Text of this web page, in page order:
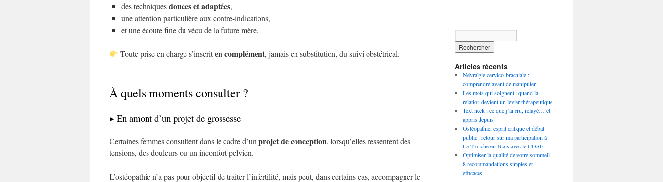
des techniquesdouces et adaptées,
une attention particulière aux contre-indications,
et une écoute fine du vécu de la future mère.
Toute prise en charge s’inscriten complément, jamais en substitution, du suivi obstétrical.
À quels moments consulter ?
▸ En amont d’un projet de grossesse
Certaines femmes consultent dans le cadre d’un projet de conception, lorsqu’elles ressentent des
tensions, des douleurs ou un inconfort pelvien.
L’ostéopathie n’a pas pour objectif de traiter l’infertilité, mais peut, dans certains cas, accompagner le
Articles récents
Névralgie cervico-brachiale :
comprendre avant de manipuler
Les mots qui soignent : quand la
relation devient un levier thérapeutique
Text neck : ce que j’ai cru, relayé… et
appris depuis
Ostéopathie, esprit critique et débat
public : retour sur ma participation à
La Tronche en Biais avec le COSE
Optimiser la qualité de votre sommeil :
8 recommandations simples et
efficaces